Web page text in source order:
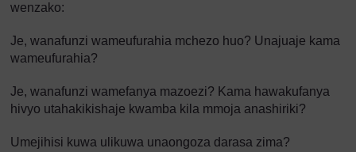
wenzako:
Je, wanafunzi wameufurahia mchezo huo? Unajuaje kama
wameufurahia?
Je, wanafunzi wamefanya mazoezi? Kama hawakufanya
hivyo utahakikishaje kwamba kila mmoja anashiriki?
Umejihisi kuwa ulikuwa unaongoza darasa zima?